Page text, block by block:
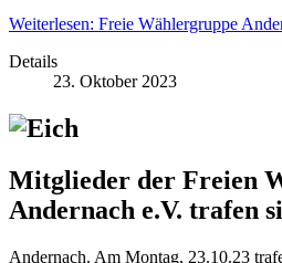
Weiterlesen: Freie Wählergruppe
Details
23. Oktober 2023
Mitglieder der Freien
Andernach e.V. trafen
Andernach. Am Montag, 23.10.23